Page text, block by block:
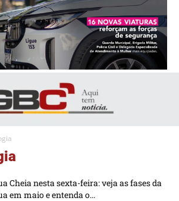
Cheia nesta sexta-feira: veja as fases da
em maio e entenda o...